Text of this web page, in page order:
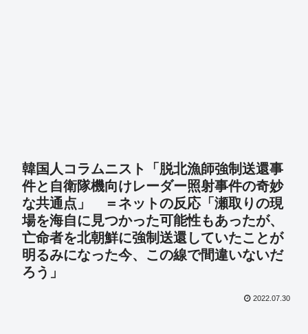
韓国人コラムニスト「脱北漁師強制送還事
件と自衛隊機向けレーダー照射事件の奇妙
な共通点」 ＝ネットの反応「瀬取りの現
場を海自に見つかった可能性もあったが、
亡命者を北朝鮮に強制送還していたことが
明るみになった今、この線で間違いないだ
ろう」
2022.07.30